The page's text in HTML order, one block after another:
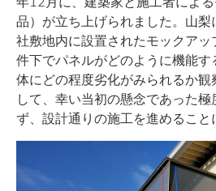
品）が立ち上げられました。山
社敷地内に設置されたモックア
件下でパネルがどのように機能す
体にどの程度劣化がみられるか観
して、幸い当初の懸念であった
ず、設計通りの施工を進めること